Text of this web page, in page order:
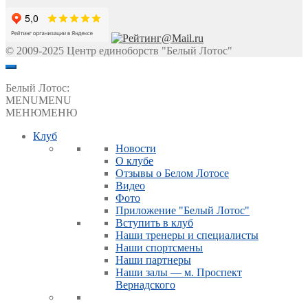
© 2009-2025 Центр единоборств "Белый Лотос"
Белый Лотос:
MENUMENU
МЕНЮМЕНЮ
Клуб
Новости
О клубе
Отзывы о Белом Лотосе
Видео
Фото
Приложение "Белый Лотос"
Вступить в клуб
Наши тренеры и специалисты
Наши спортсмены
Наши партнеры
Наши залы — м. Проспект
Вернадского